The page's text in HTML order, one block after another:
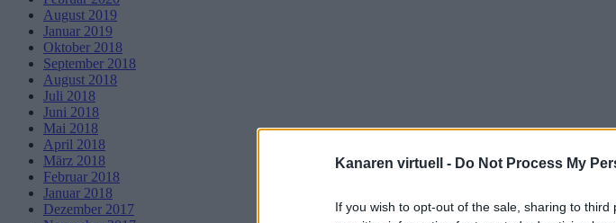
Kanaren virtuell - Do Not Process My
If you wish to opt-out of the sale, sharing to
August 2019
Januar 2019
Oktober 2018
September 2018
August 2018
Juli 2018
Juni 2018
Mai 2018
April 2018
März 2018
Februar 2018
Januar 2018
Dezember 2017